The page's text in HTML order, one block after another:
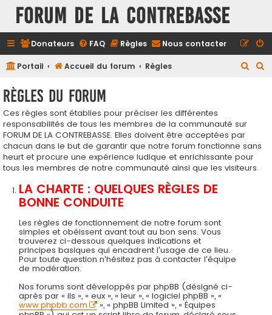
FORUM DE LA CONTREBASSE
Donateurs FAQ Règles Nous contacter
Portail Accueil du forum Règles
r
c
Règles du forum
Ces règles sont établies pour préciser les différentes
responsabilités de tous les membres de la communauté sur
FORUM DE LA CONTREBASSE. Elles doivent être acceptées par
chacun dans le but de garantir que notre forum fonctionne sans
heurt et procure une expérience ludique et enrichissante pour
tous les membres de notre communauté ainsi que les visiteurs.
LA CHARTE : QUELQUES RÈGLES DE
BONNE CONDUITE
Les règles de fonctionnement de notre forum sont
simples et obéissent avant tout au bon sens. Vous
trouverez ci-dessous quelques indications et
principes basiques qui encadrent l'usage de ce lieu.
Pour toute question n'hésitez pas à contacter l'équipe
de modération.
Nos forums sont développés par phpBB (désigné ci-
après par « ils », « eux », « leur », « logiciel phpBB », «
www.phpbb.com
», « phpBB Limited », « Équipes